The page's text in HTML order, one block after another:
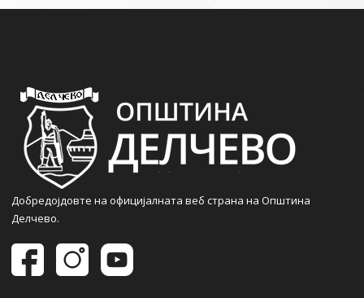
Добредојдовте на официјалната веб страна на Општина
Делчево.